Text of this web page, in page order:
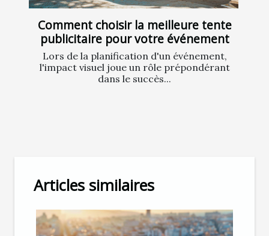
Comment choisir la meilleure tente
publicitaire pour votre événement
Lors de la planification d'un événement,
l'impact visuel joue un rôle prépondérant
dans le succès...
Articles similaires